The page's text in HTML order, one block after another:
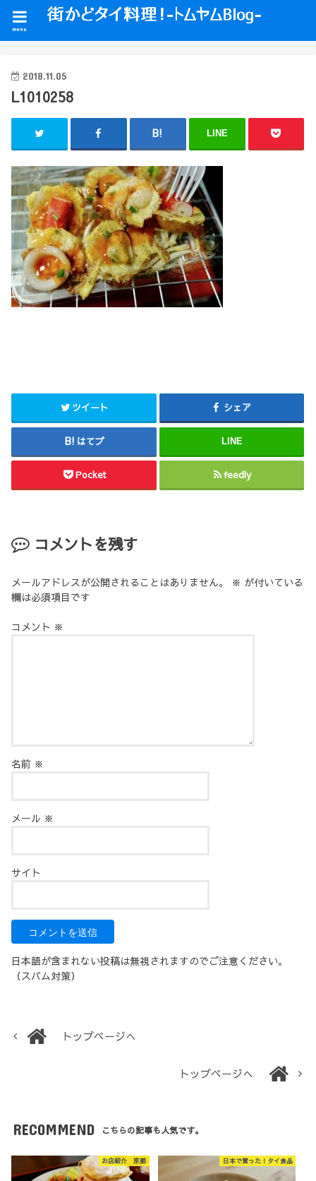
menu
2018.11.05
L1010258
LINE
ツイート シェア
はてブ LINE
Pocket feedly
コメントを残す
メールアドレスが公開されることはありません。 ※ が付いている
欄は必須項目です
コメント ※
名前 ※
メール ※
サイト
日本語が含まれない投稿は無視されますのでご注意ください。
（スパム対策）
トップページへ
トップページへ
RECOMMEND こちらの記事も人気です。
お店紹介 京都 日本で買った！タイ食品